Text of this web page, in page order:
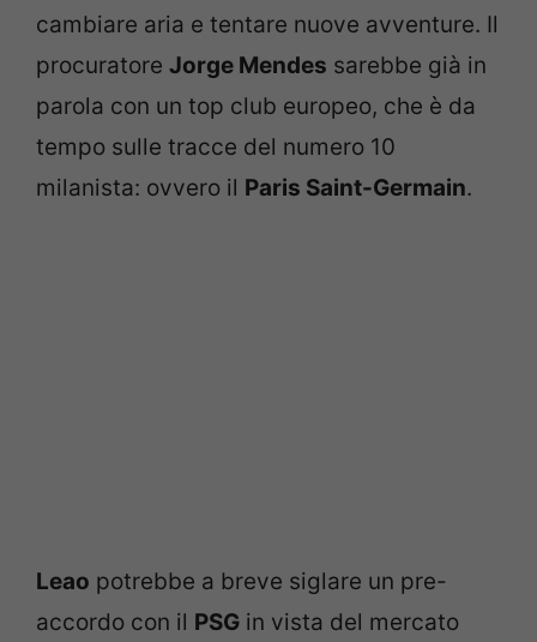
cambiare aria e tentare nuove avventure. Il
procuratore Jorge Mendes sarebbe già in
parola con un top club europeo, che è da
tempo sulle tracce del numero 10
milanista: ovvero il Paris Saint-Germain.
Leao potrebbe a breve siglare un pre-
accordo con il PSG in vista del mercato